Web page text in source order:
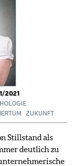
2021
ZUKUNFT
Stillstand als
deutlich zu